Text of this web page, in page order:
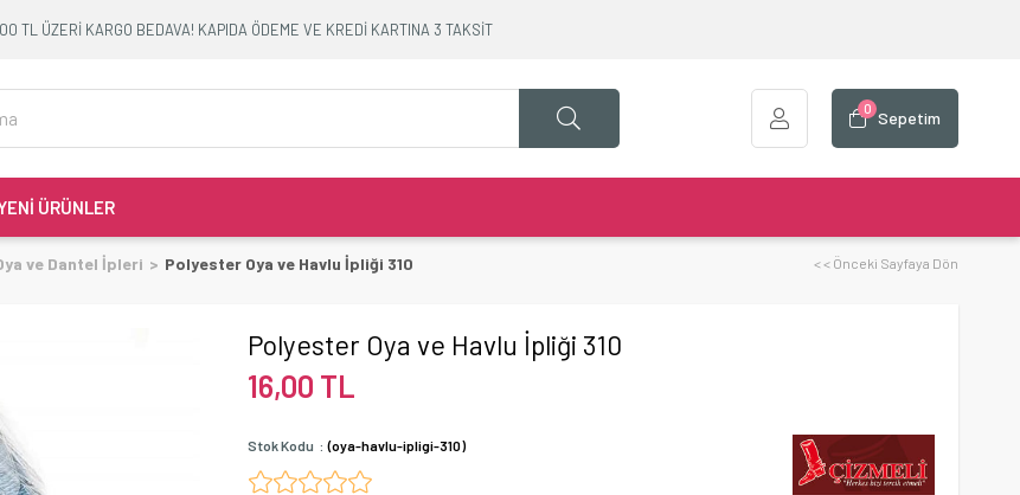
TL ÜZERİ KARGO BEDAVA! KAPIDA ÖDEME VE KREDİ KARTINA 3 TAKSİT
Sepetim
0
ÜRÜNLER
ve Dantel İpleri Polyester Oya ve Havlu İpliği 310 < < Önceki Sayfaya Dön
Polyester Oya ve Havlu İpliği 310
16,00 TL
Stok Kodu (oya-havlu-ipligi-310)